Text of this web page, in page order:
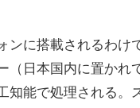
に搭載されるわけ
（日本国内に置かれ
知能で処理される。